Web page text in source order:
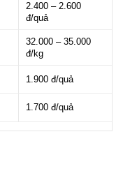
2.400 – 2.600
đ/quả
32.000 – 35.000
đ/kg
1.900 đ/quả
1.700 đ/quả